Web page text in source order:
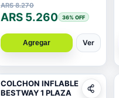
ARS 8.270
ARS 5.260 36% OFF
Agregar Ver
COLCHON INFLABLE
BESTWAY 1 PLAZA